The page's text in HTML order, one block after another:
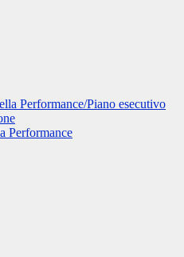
Performance/Piano esecutivo
Performance